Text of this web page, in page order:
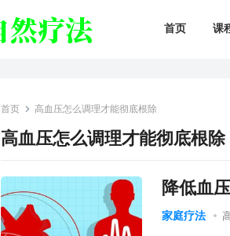
首页 课
首页 高血压怎么调理才能彻底根除
高血压怎么调理才能彻底根除
降低血
家庭疗法